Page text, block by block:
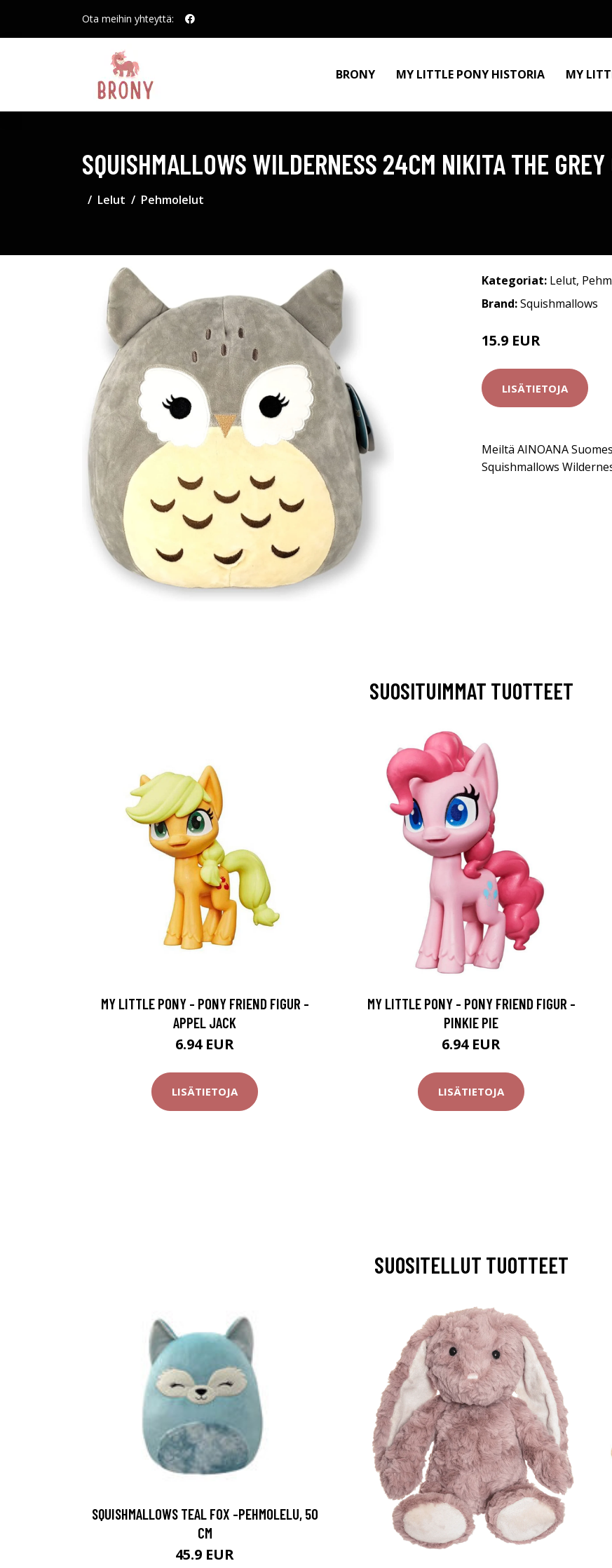
Ota meihin yhteyttä:
BRONY MY LITTLE PONY HISTORIA MY
SQUISHMALLOWS WILDERNESS 24CM NIKITA THE
Lelut Pehmolelut
Kategoriat: Lelut,
Brand:Squishmallows
15.9 EUR
LISÄTIETOJA
Meiltä AINOANA
Squishmallows
SUOSITUIMMAT TUOTTEET
MY LITTLE PONY - PONY FRIEND FIGUR -
APPEL JACK
6.94 EUR
LISÄTIETOJA
MY LITTLE PONY - PONY FRIEND FIGUR -
PINKIE PIE
6.94 EUR
LISÄTIETOJA
SUOSITELLUT TUOTTEET
SQUISHMALLOWS TEAL FOX -PEHMOLELU, 50
CM
45.9 EUR